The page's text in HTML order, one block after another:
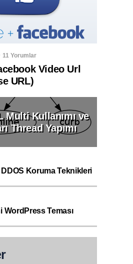
11 Yorumlar
Video Url
URL)
Multi Kullanımı ve
Thread Yapımı
Koruma Teknikleri
WordPress Teması